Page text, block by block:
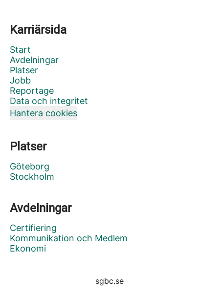
Karriärsida
Start
Avdelningar
Platser
Jobb
Reportage
Data och integritet
Hantera cookies
Platser
Göteborg
Stockholm
Avdelningar
Certifiering
Kommunikation och Medlem
Ekonomi
sgbc.se